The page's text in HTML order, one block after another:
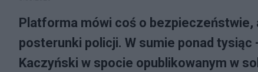
Platforma mówi coś o bezpieczeństwie,
posterunki policji. W sumie ponad tysiąc
Kaczyński w spocie opublikowanym w